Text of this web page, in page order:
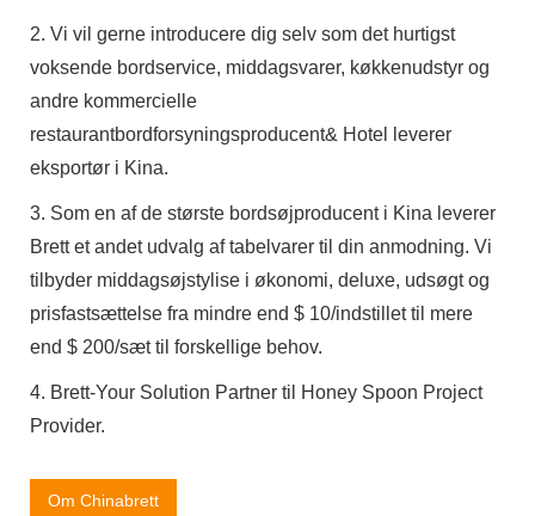
2. Vi vil gerne introducere dig selv som det hurtigst
voksende bordservice, middagsvarer, køkkenudstyr og
andre kommercielle
restaurantbordforsyningsproducent& Hotel leverer
eksportør i Kina.
3. Som en af ​​de største bordsøjproducent i Kina leverer
Brett et andet udvalg af tabelvarer til din anmodning. Vi
tilbyder middagsøjstylise i økonomi, deluxe, udsøgt og
prisfastsættelse fra mindre end $ 10/indstillet til mere
end $ 200/sæt til forskellige behov.
4. Brett-Your Solution Partner til Honey Spoon Project
Provider.
Om Chinabrett